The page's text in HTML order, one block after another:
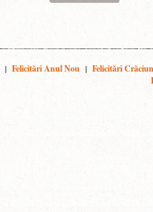
| Felicitări Anul Nou | Felicitări